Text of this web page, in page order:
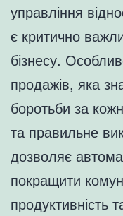
управління
є критично
бізнесу.
продажів, яка
боротьби за
та правильне
дозволяє
покращити
продуктивність